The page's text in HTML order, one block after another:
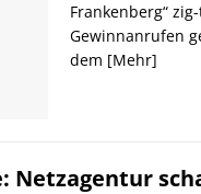
Frankenberg“
Gewinnanrufen
dem [Mehr]
Netzagentur